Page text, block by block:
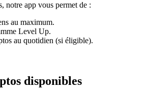
notre app vous permet de :
au maximum.
Level Up.
au quotidien (si éligible).
disponibles